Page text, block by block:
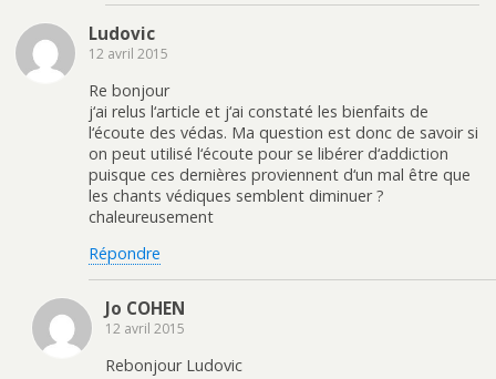
Ludovic
12 avril 2015
Re bonjour
j‘ai relus l‘article et j‘ai constaté les bienfaits de
l‘écoute des védas. Ma question est donc de savoir si
on peut utilisé l‘écoute pour se libérer d‘addiction
puisque ces dernières proviennent d‘un mal être que
les chants védiques semblent diminuer ?
chaleureusement
Répondre
Jo COHEN
12 avril 2015
Rebonjour Ludovic